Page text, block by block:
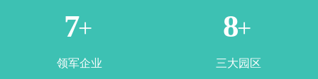
1+
领军企业
3+
三大园区